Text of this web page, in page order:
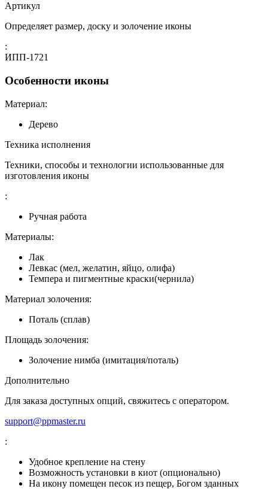
Артикул
Определяет размер, доску и золочение иконы
:
ИПП-1721
Особенности иконы
Материал:
Дерево
Техника исполнения
Техники, способы и технологии использованные для
изготовления иконы
:
Ручная работа
Материалы:
Лак
Левкас (мел, желатин, яйцо, олифа)
Темпера и пигментные краски(чернила)
Материал золочения:
Поталь (сплав)
Площадь золочения:
Золочение нимба (имитация/поталь)
Дополнительно
Для заказа доступных опций, свяжитесь с оператором.
support@ppmaster.ru
:
Удобное крепление на стену
Возможность установки в киот (опционально)
На икону помещен песок из пещер, Богом зданных